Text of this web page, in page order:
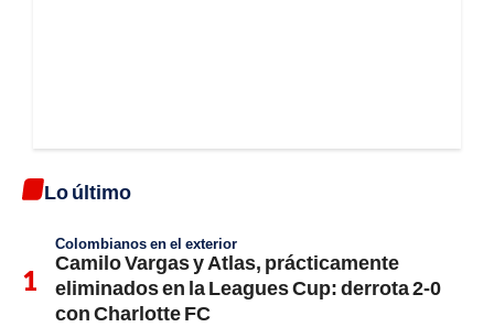
Lo último
Colombianos en el exterior
Camilo Vargas y Atlas, prácticamente
eliminados en la Leagues Cup: derrota 2-0
con Charlotte FC